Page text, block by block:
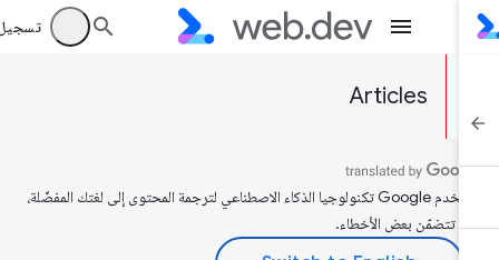
تسجيل
Articles
تستخدم Google تكنولوجيا الذكاء الاصطناعي لترجمة المحتوى إلى لغتك المفضّلة،
تتضمّن بعض الأخطاء.